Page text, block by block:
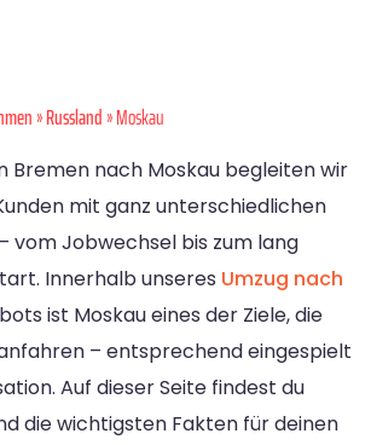
»Russland» Moskau
Bremen nach Moskau begleiten wir
mit ganz unterschiedlichen
vom Jobwechsel bis zum lang
Innerhalb unseres Umzug nach
ist Moskau eines der Ziele, die
– entsprechend eingespielt
Auf dieser Seite findest du
die wichtigsten Fakten für deinen